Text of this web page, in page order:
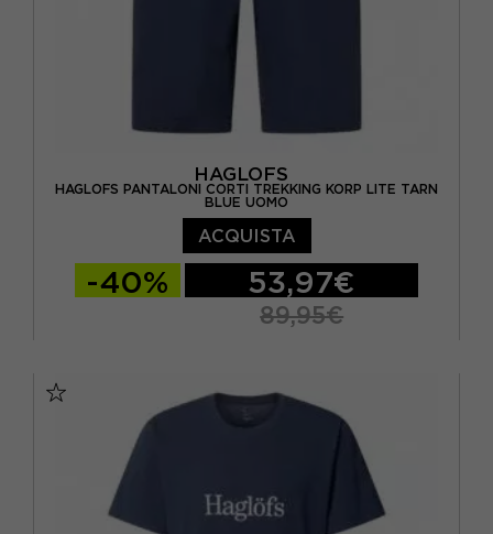
HAGLOFS
HAGLOFS PANTALONI CORTI TREKKING KORP LITE TARN
BLUE UOMO
ACQUISTA
-40% 53,97€
89,95€